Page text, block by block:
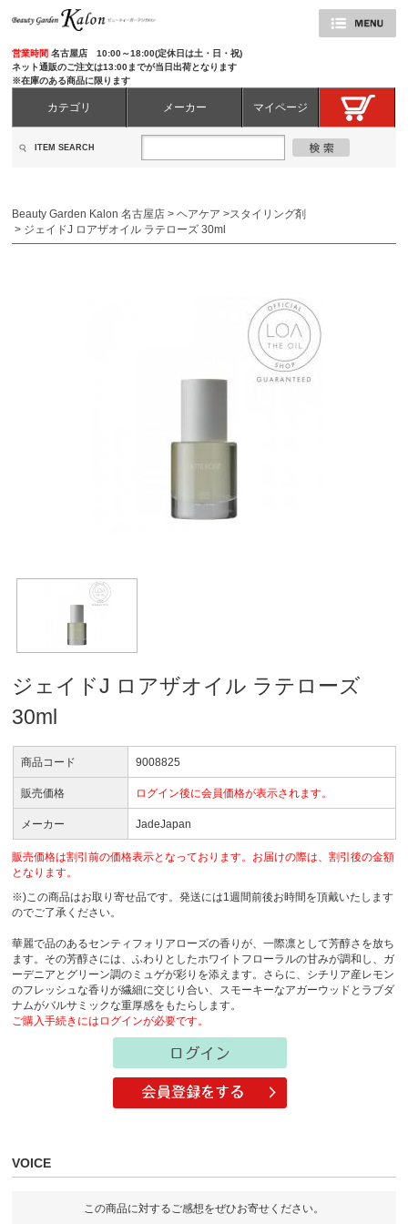
営業時間名古屋店 10:00～18:00(定休日は土・日・祝)
ネット通販のご注文は13:00までが当日出荷となります
※在庫のある商品に限ります
カテゴリ メーカー マイページ
ITEM SEARCH
Beauty Garden Kalon 名古屋店 >ヘアケア >スタイリング剤
> ジェイドJ ロアザオイル ラテローズ 30ml
ジェイドJ ロアザオイル ラテローズ
30ml
商品コード 9008825
販売価格 ログイン後に会員価格が表示されます。
メーカー JadeJapan
販売価格は割引前の価格表示となっております。お届けの際は、割引後の金額
となります。
※)この商品はお取り寄せ品です。発送には1週間前後お時間を頂戴いたします
のでご了承ください。
華麗で品のあるセンティフォリアローズの香りが、一際凛として芳醇さを放ち
ます。その芳醇さには、ふわりとしたホワイトフローラルの甘みが調和し、ガ
ーデニアとグリーン調のミュゲが彩りを添えます。さらに、シチリア産レモン
のフレッシュな香りが繊細に交じり合い、スモーキーなアガーウッドとラブダ
ナムがバルサミックな重厚感をもたらします。
ご購入手続きにはログインが必要です。
VOICE
この商品に対するご感想をぜひお寄せください。